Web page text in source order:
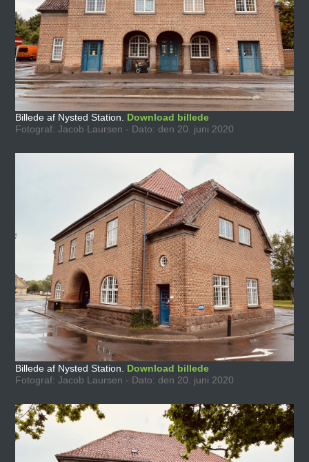
Billede af Nysted Station. Download billede
Fotograf: Jacob Laursen - Dato: den 20. juni 2020
Billede af Nysted Station. Download billede
Fotograf: Jacob Laursen - Dato: den 20. juni 2020